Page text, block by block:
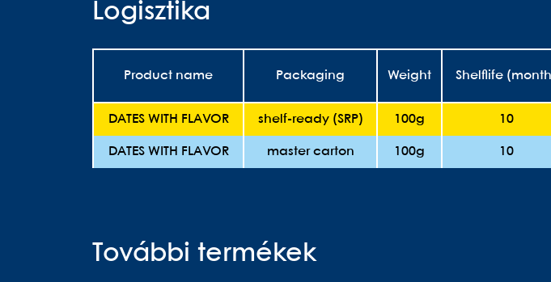
Logisztika
Product name Packaging Weight Shelflife
DATES WITH FLAVOR shelf-ready (SRP) 100g 10
DATES WITH FLAVOR master carton 100g 10
További termékek